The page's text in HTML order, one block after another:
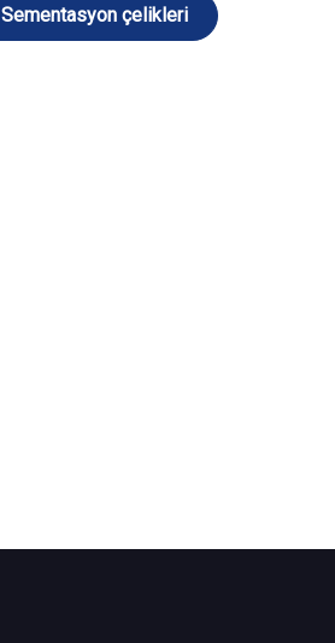
Sementasyon çelikleri